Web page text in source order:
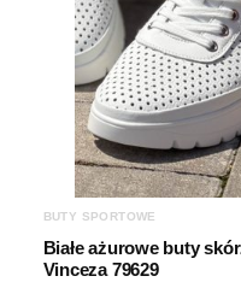
BUTY SPORTOWE
Białe ażurowe buty
Vinceza 79629